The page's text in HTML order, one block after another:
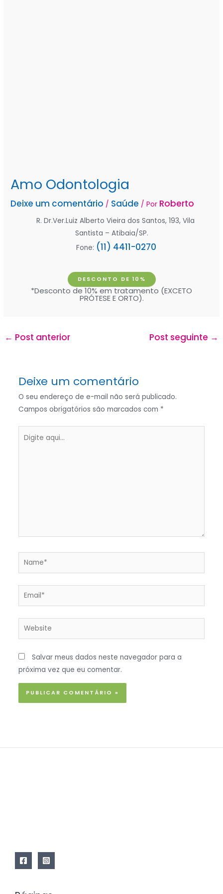
Amo Odontologia
Deixe um comentário / Saúde / Por Roberto
R. Dr.Ver.Luiz Alberto Vieira dos Santos, 193, Vila
Santista – Atibaia/SP.
Fone: (11) 4411-0270
DESCONTO DE 10%
*Desconto de 10% em tratamento (EXCETO
PRÓTESE E ORTO).
← Post anterior Post seguinte →
Deixe um comentário
O seu endereço de e-mail não será publicado.
Campos obrigatórios são marcados com *
aqui...
Name*
Email*
Website
Salvar meus dados neste navegador para a
próxima vez que eu comentar.